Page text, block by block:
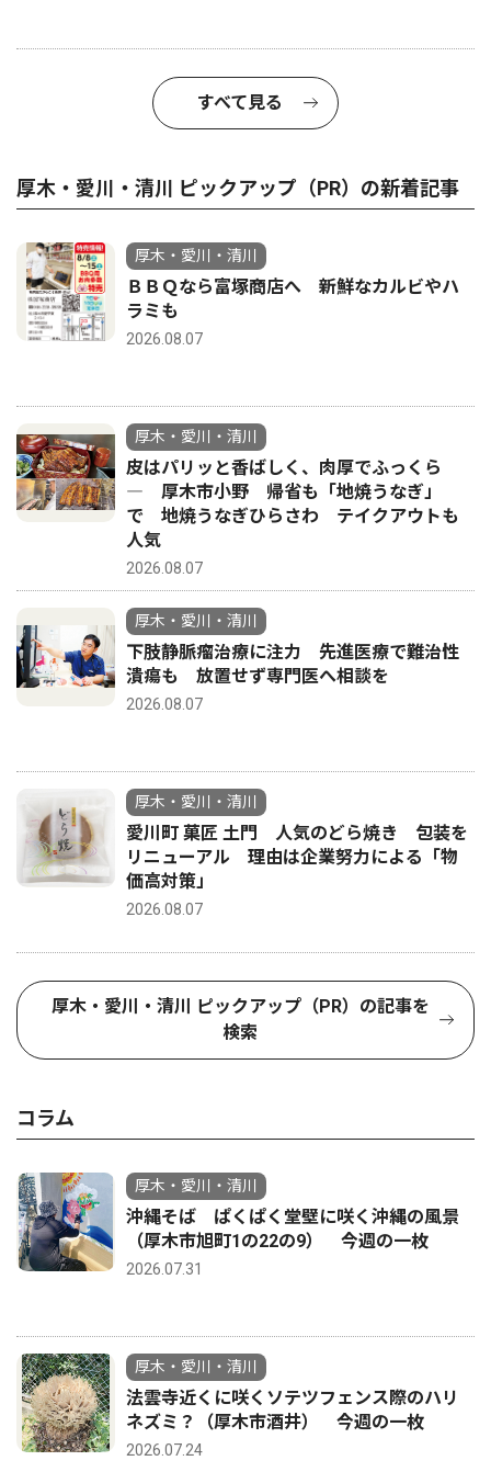
すべて見る
厚木・愛川・清川 ピックアップ（PR）の新着記事
厚木・愛川・清川
ＢＢＱなら富塚商店へ 新鮮なカルビやハ
ラミも
2026.08.07
厚木・愛川・清川
皮はパリッと香ばしく、肉厚でふっくら
― 厚木市小野 帰省も「地焼うなぎ」
で 地焼うなぎひらさわ テイクアウトも
人気
2026.08.07
厚木・愛川・清川
下肢静脈瘤治療に注力 先進医療で難治性
潰瘍も 放置せず専門医へ相談を
2026.08.07
厚木・愛川・清川
愛川町 菓匠 土門 人気のどら焼き 包装を
リニューアル 理由は企業努力による「物
価高対策」
2026.08.07
厚木・愛川・清川 ピックアップ（PR）の記事を
検索
コラム
厚木・愛川・清川
沖縄そば ぱくぱく堂壁に咲く沖縄の風景
（厚木市旭町1の22の9） 今週の一枚
2026.07.31
厚木・愛川・清川
法雲寺近くに咲くソテツフェンス際のハリ
ネズミ？（厚木市酒井） 今週の一枚
2026.07.24